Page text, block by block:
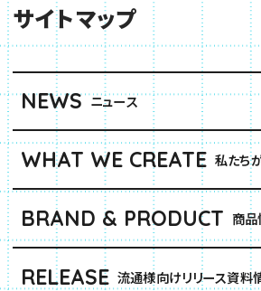
サイトマップ
NEWS ニュース
WHAT WE CREATE 私たち
BRAND & PRODUCT 商
RELEASE 流通様向けリリース資料